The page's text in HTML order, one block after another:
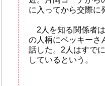
に入ってから交際に
2人を知る関係者
の人柄にベッキーさ
話した。2人はすで
しているという。